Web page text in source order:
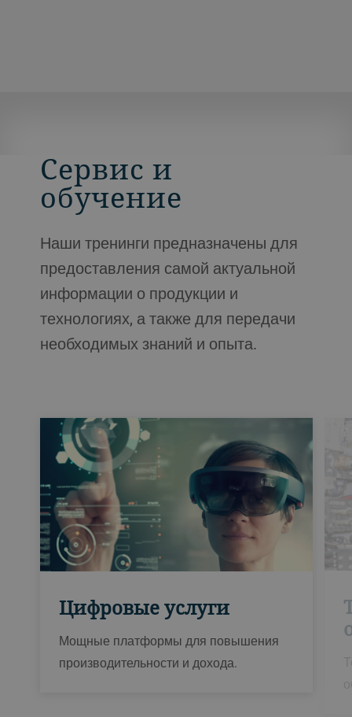
Сервис и
обучение
Наши тренинги предназначены для
предоставления самой актуальной
информации о продукции и
технологиях, а также для передачи
необходимых знаний и опыта.
Цифровые услуги
Мощные платформы для повышения
производительности и дохода.